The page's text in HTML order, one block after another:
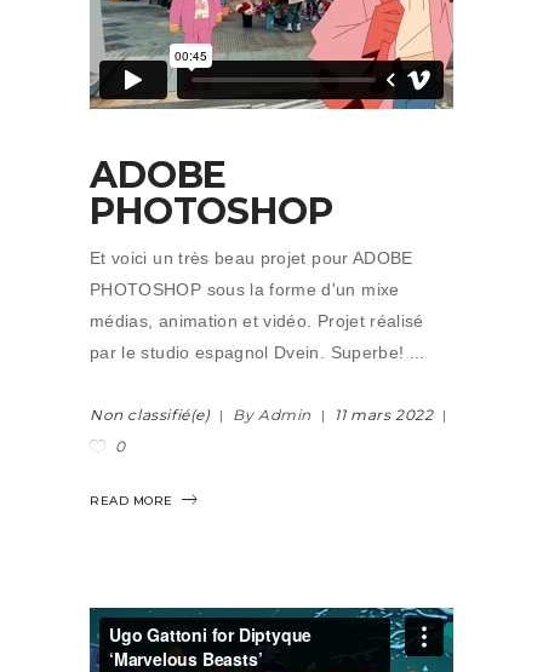
ADOBE
PHOTOSHOP
Et voici un très beau projet pour ADOBE
PHOTOSHOP sous la forme d'un mixe
médias, animation et vidéo. Projet réalisé
par le studio espagnol Dvein. Superbe!
Non classifié(e) By Admin
11 mars 2022
0
READ MORE